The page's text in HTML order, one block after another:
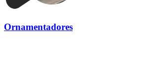
Ornamentadores